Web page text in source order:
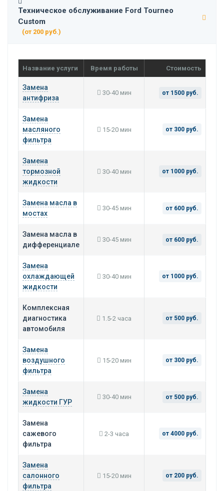
Техническое обслуживание Ford Tourneo
Custom
(от 200 руб.)
Название услуги Время работы Стоимость
Замена
антифриза
30-40 мин от 1500 руб.
Замена
масляного
фильтра
15-20 мин от 300 руб.
Замена
тормозной
жидкости
30-40 мин от 1000 руб.
Замена масла в
мостах
30-45 мин от 600 руб.
Замена масла в
дифференциале
30-45 мин от 600 руб.
Замена
охлаждающей
жидкости
30-40 мин от 1000 руб.
Комплексная
диагностика
автомобиля
1.5-2 часа от 500 руб.
Замена
воздушного
фильтра
15-20 мин от 300 руб.
Замена
жидкости ГУР
30-40 мин от 500 руб.
Замена
сажевого
фильтра
2-3 часа от 4000 руб.
Замена
салонного
фильтра
15-20 мин от 200 руб.